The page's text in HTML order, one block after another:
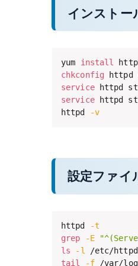
インストー
yum install
chkconfig
service
service httpd
httpd
-v
設定ファイ
httpd
-t
grep
-E
ls
-l
tail
-f /var/